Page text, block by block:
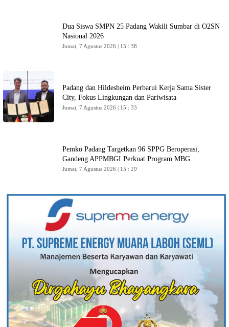
Dua Siswa SMPN 25 Padang Wakili Sumbar di O2SN
Nasional 2026
Jumat, 7 Agustus 2026 | 15 : 38
Padang dan Hildesheim Perbarui Kerja Sama Sister
City, Fokus Lingkungan dan Pariwisata
Jumat, 7 Agustus 2026 | 15 : 33
Pemko Padang Targetkan 96 SPPG Beroperasi,
Gandeng APPMBGI Perkuat Program MBG
Jumat, 7 Agustus 2026 | 15 : 29